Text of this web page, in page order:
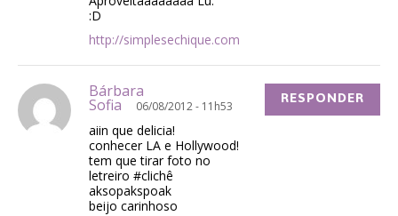
:D
http://simplesechique.com
Bárbara
Sofia 06/08/2012 - 11h53
aiin que delicia!
conhecer LA e Hollywood!
tem que tirar foto no
letreiro #clichê
aksopakspoak
beijo carinhoso
RESPONDER